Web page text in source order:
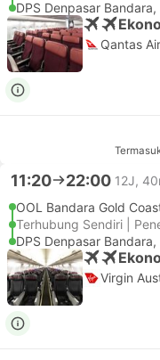
DPS Denpasar Bandara,
Qantas
11:20 22:00 12J,
OOL Bandara Gold
Terhubung Sendiri |
DPS Denpasar Bandara,
Virgin